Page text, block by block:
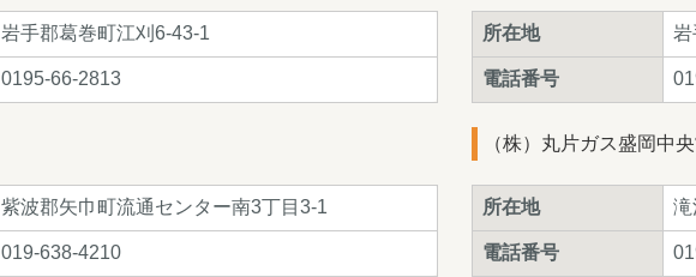
岩手郡葛巻町江刈6-43-1
0195-66-2813
所在地 岩
電話番号
紫波郡矢巾町流通センター南3丁目3-1
019-638-4210
（株）丸片ガス盛岡中
所在地 滝
電話番号